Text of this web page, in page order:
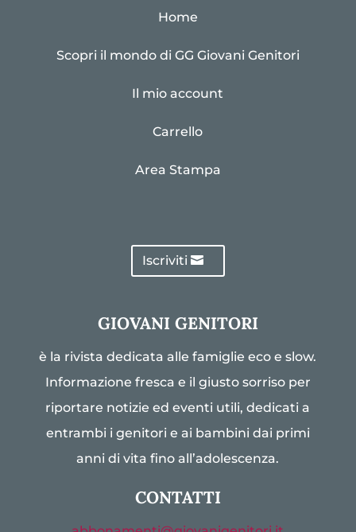
Home
Scopri il mondo di GG Giovani Genitori
Il mio account
Carrello
Area Stampa
Iscriviti
GIOVANI GENITORI
è la rivista dedicata alle famiglie eco e slow.
Informazione fresca e il giusto sorriso per
riportare notizie ed eventi utili, dedicati a
entrambi i genitori e ai bambini dai primi
anni di vita fino all’adolescenza.
CONTATTI